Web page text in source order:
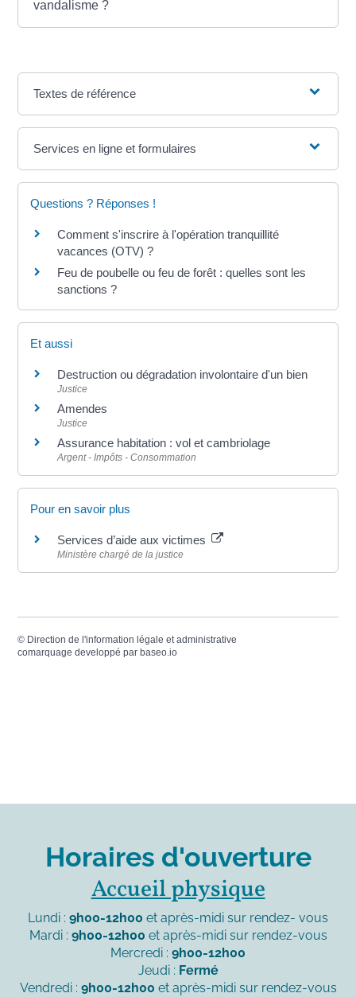
vandalisme ?
Textes de référence
Services en ligne et formulaires
Questions ? Réponses !
Comment s'inscrire à l'opération tranquillité
vacances (OTV) ?
Feu de poubelle ou feu de forêt : quelles sont les
sanctions ?
Et aussi
Destruction ou dégradation involontaire d'un bien
Justice
Amendes
Justice
Assurance habitation : vol et cambriolage
Argent - Impôts - Consommation
Pour en savoir plus
Services d’aide aux victimes
Ministère chargé de la justice
© Direction de l'information légale et administrative
comarquage developpé par baseo.io
Horaires d'ouverture
Accueil physique
Lundi : 9h00-12h00 et après-midi sur rendez- vous
Mardi : 9h00-12h00 et après-midi sur rendez-vous
Mercredi : 9h00-12h00
Jeudi : Fermé
Vendredi : 9h00-12h00 et après-midi sur rendez-vous